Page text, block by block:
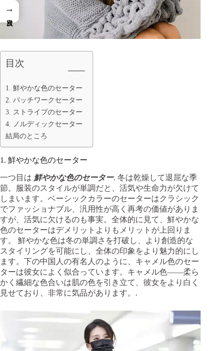
目次
1. 鮮やかな色のセーター
2. パッチワークセーター
3. ストライプのセーター
4. ノルディックセーター
結局のところ
1. 鮮やかな色のセーター
一つ目は 鮮やかな色のセーター. 冬は乾燥して退屈な季
節。服装のスタイルが単調だと、活気や生命力が欠けて
しまいます。ベーシックカラーのセーターはクラシック
でファッショナブル、汎用性が高く再考の価値がありま
すが、活気に欠けるのも事実。全体的に見て、鮮やかな
色のセーターはデメリットよりもメリットが上回りま
す。 鮮やかな色は冬の単調さを打破し、より創造的な
スタイリングを可能にし、全体の印象をより魅力的にし
ます。下の中国人の有名人のように、キャメル色のセー
ターは彼女によく似合っています。キャメル色——柔ら
かく繊細な色合いは肌の色を引き立て、彼女をより白く
見せており、非常に気品があります。.
→